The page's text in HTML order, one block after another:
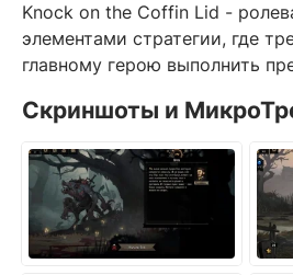
Knock on the Coffin Lid -
элементами стратегии, где
главному герою выполнить
Скриншоты и